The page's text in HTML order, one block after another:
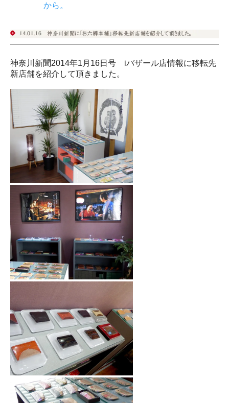
から。
神奈川新聞2014年1月16日号 iバザール店情報に移転先
新店舗を紹介して頂きました。